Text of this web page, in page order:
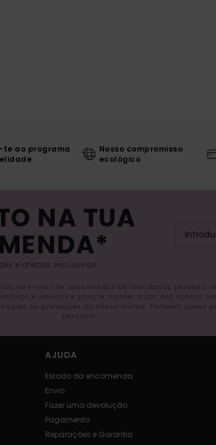
te ao programa
Nosso compromisso
ecológico
NA TUA
e ofertas exclusivas.
e-mail de boas-vindas Os teus dados pessoais
e serviços e para te manter a par das nossas
ou promoções da nossa marca. Também
pessoais.
AJUDA
Estado da encomenda
Envio
Fazer uma devolução
Pagamento
Reparações e Garantia